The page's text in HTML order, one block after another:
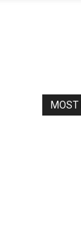
MOST